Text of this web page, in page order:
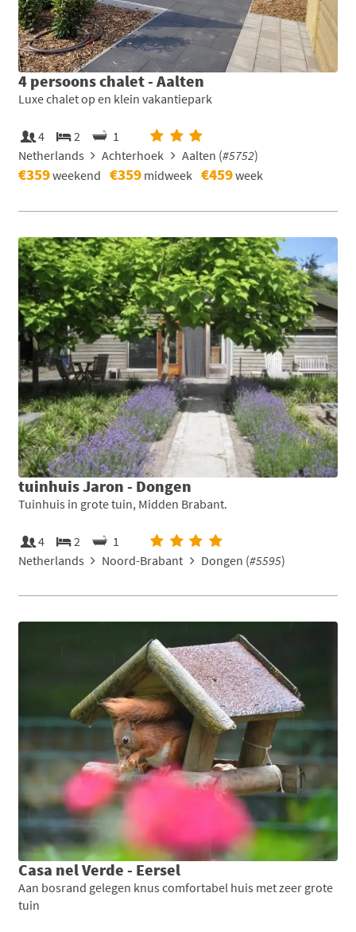
4 persoons chalet - Aalten
Luxe chalet op en klein vakantiepark
4 2
1
Netherlands
Achterhoek Aalten (#5752)
€359weekend €359 midweek €459week
tuinhuis Jaron - Dongen
Tuinhuis in grote tuin, Midden Brabant.
4 2
1
Netherlands
Noord-Brabant Dongen (#5595)
Casa nel Verde - Eersel
Aan bosrand gelegen knus comfortabel huis met zeer grote
tuin